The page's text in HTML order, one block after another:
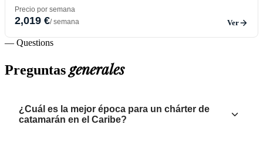
Precio por semana
2,019 €/ semana Ver
— Questions
Preguntasgenerales
¿Cuál es la mejor época para un chárter de
catamarán en el Caribe?